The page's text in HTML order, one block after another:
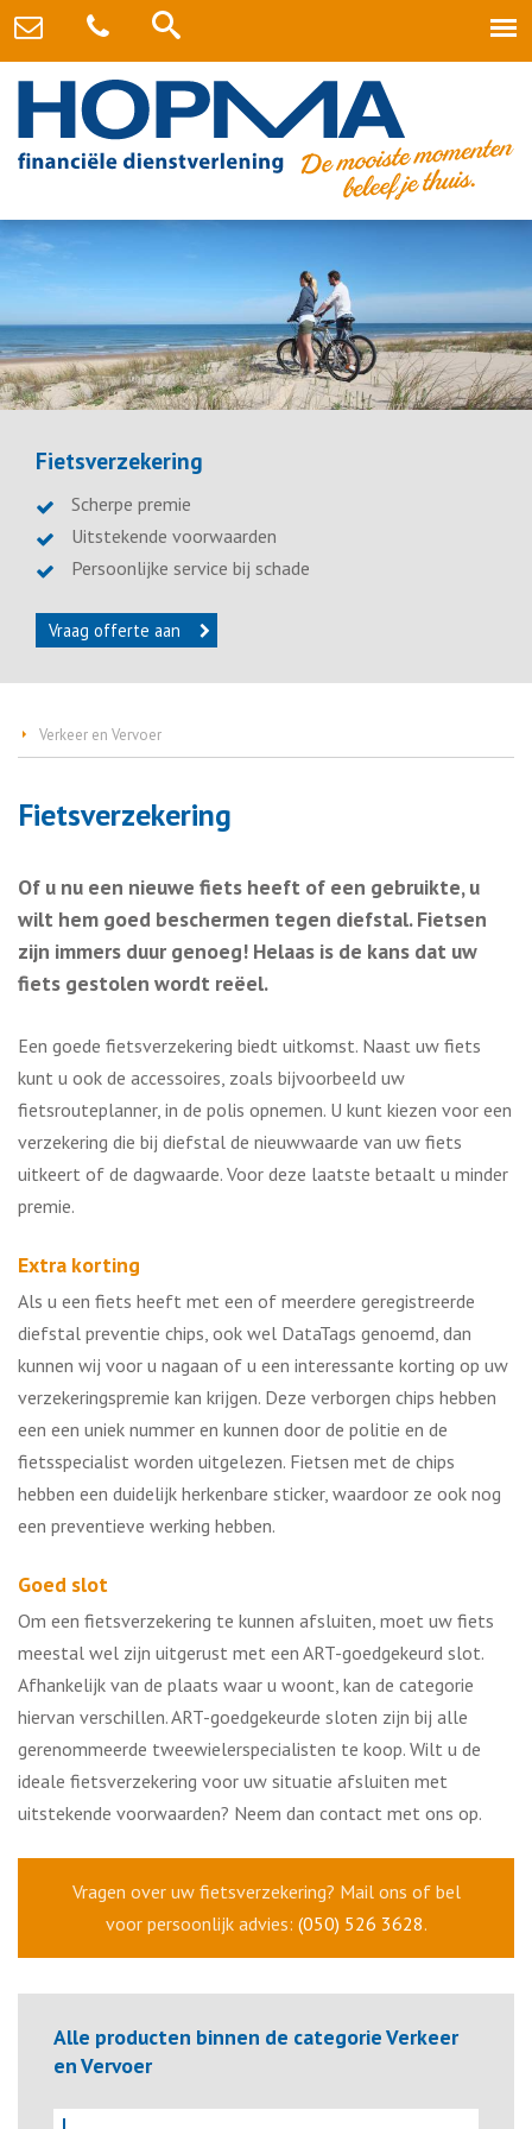
Fietsverzekering
Scherpe premie
Uitstekende voorwaarden
Persoonlijke service bij schade
Vraag offerte aan
Verkeer en Vervoer
Fietsverzekering
Of u nu een nieuwe fiets heeft of een gebruikte, u
wilt hem goed beschermen tegen diefstal. Fietsen
zijn immers duur genoeg! Helaas is de kans dat uw
fiets gestolen wordt reëel.
Een goede fietsverzekering biedt uitkomst. Naast uw fiets
kunt u ook de accessoires, zoals bijvoorbeeld uw
fietsrouteplanner, in de polis opnemen. U kunt kiezen voor een
verzekering die bij diefstal de nieuwwaarde van uw fiets
uitkeert of de dagwaarde. Voor deze laatste betaalt u minder
premie.
Extra korting
Als u een fiets heeft met een of meerdere geregistreerde
diefstal preventie chips, ook wel DataTags genoemd, dan
kunnen wij voor u nagaan of u een interessante korting op uw
verzekeringspremie kan krijgen. Deze verborgen chips hebben
een een uniek nummer en kunnen door de politie en de
fietsspecialist worden uitgelezen. Fietsen met de chips
hebben een duidelijk herkenbare sticker, waardoor ze ook nog
een preventieve werking hebben.
Goed slot
Om een fietsverzekering te kunnen afsluiten, moet uw fiets
meestal wel zijn uitgerust met een ART-goedgekeurd slot.
Afhankelijk van de plaats waar u woont, kan de categorie
hiervan verschillen. ART-goedgekeurde sloten zijn bij alle
gerenommeerde tweewielerspecialisten te koop. Wilt u de
ideale fietsverzekering voor uw situatie afsluiten met
uitstekende voorwaarden? Neem dan contact met ons op.
Vragen over uw fietsverzekering? Mail ons of bel
voor persoonlijk advies: (050) 526 3628.
Alle producten binnen de categorie Verkeer
en Vervoer